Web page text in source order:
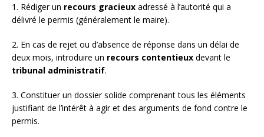
1. Rédiger un recours gracieux adressé à l’autorité qui a
délivré le permis (généralement le maire).
2. En cas de rejet ou d’absence de réponse dans un délai de
deux mois, introduire un recours contentieux devant le
tribunal administratif.
3. Constituer un dossier solide comprenant tous les éléments
justifiant de l’intérêt à agir et des arguments de fond contre le
permis.